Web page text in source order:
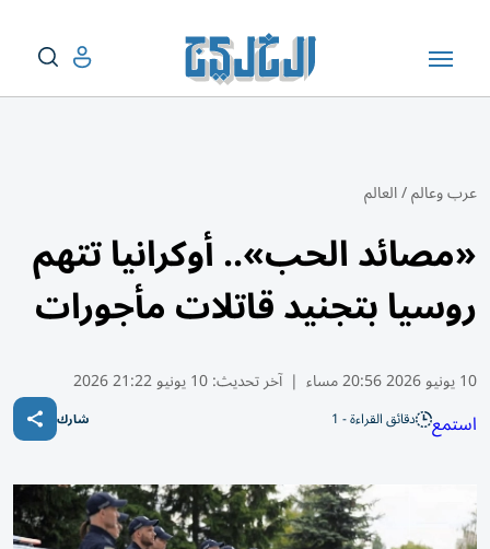
عرب وعالم/العالم
«مصائد الحب».. أوكرانيا تتهم
روسيا بتجنيد قاتلات مأجورات
10 يونيو 2026 20:56 مساء | آخر تحديث:10 يونيو 21:22 2026
استمع دقائق القراءة - 1 شارك